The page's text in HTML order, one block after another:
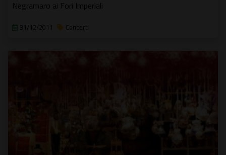
Negramaro ai Fori Imperiali
31/12/2011 Concerti